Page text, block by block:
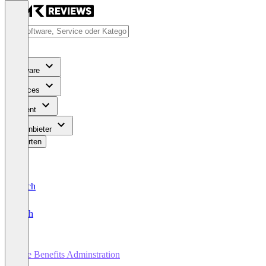
Software
Services
Content
Für Anbieter
Bewerten
Deutsch
English
ease Benefits Adminstration